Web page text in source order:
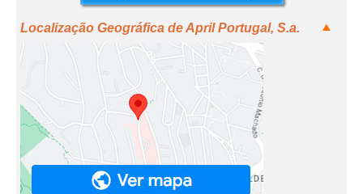
Localização Geográfica de April Portugal, S.a.